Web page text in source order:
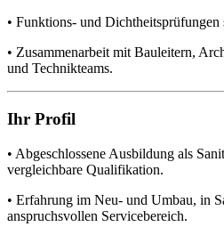
• Funktions- und
• Zusammenarbeit mit Bauleitern,
und Technikteams.
Ihr Profil
• Abgeschlossene Ausbildung als
vergleichbare Qualifikation.
• Erfahrung im Neu- und Umbau, in
anspruchsvollen Servicebereich.